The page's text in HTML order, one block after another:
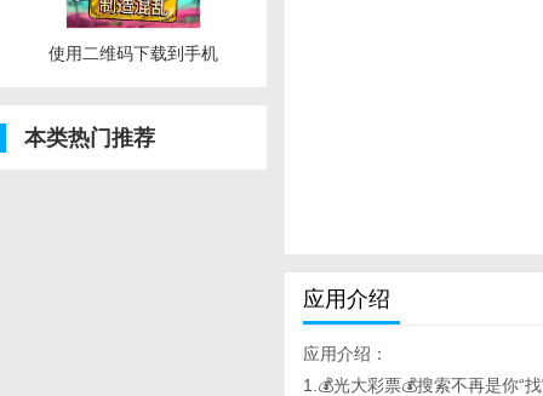
使用二维码下载到手机
本类热门推荐
应用介绍
应用介绍：
1.💰光大彩票💰搜索不再是你“